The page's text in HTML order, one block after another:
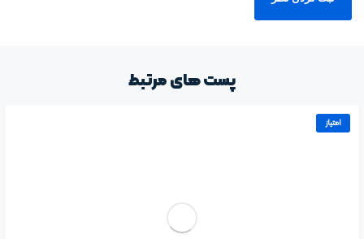
پست های مرتبط
امتیاز